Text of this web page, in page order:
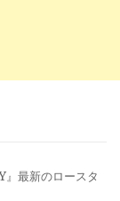
最新のロースタ